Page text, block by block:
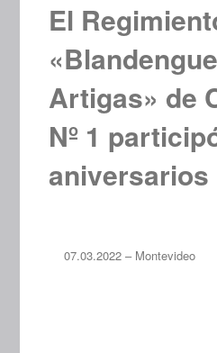
El
Artigas» de
Nº 1
aniversarios
07.03.2022 – Montevideo